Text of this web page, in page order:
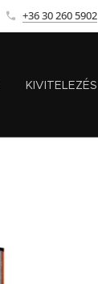
+36 30 260 5902
KIVITELEZÉS